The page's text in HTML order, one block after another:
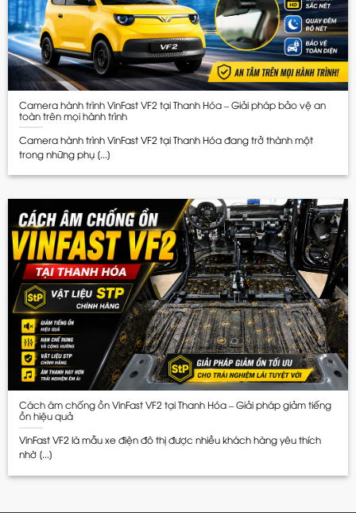
Camera hành trình VinFast VF2 tại Thanh Hóa – Giải pháp bảo vệ an
toàn trên mọi hành trình
Camera hành trình VinFast VF2 tại Thanh Hóa đang trở thành một
trong những phụ [...]
Cách âm chống ồn VinFast VF2 tại Thanh Hóa – Giải pháp giảm tiếng
ồn hiệu quả
VinFast VF2 là mẫu xe điện đô thị được nhiều khách hàng yêu thích
nhờ [...]